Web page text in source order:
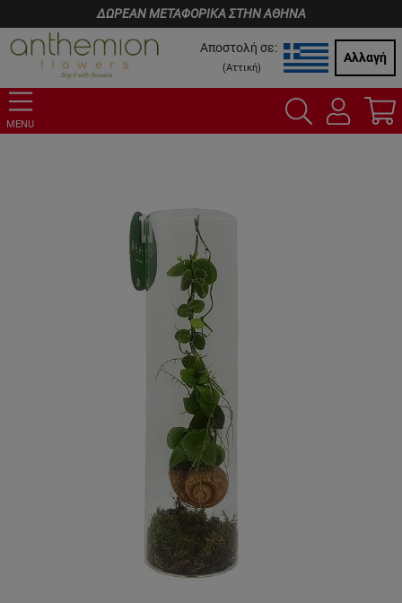
ΔΩΡΕΑΝ ΜΕΤΑΦΟΡΙΚΑ ΣΤΗΝ ΑΘΗΝΑ
Αποστολή σε:
(Αττική)
Αλλαγή
MENU